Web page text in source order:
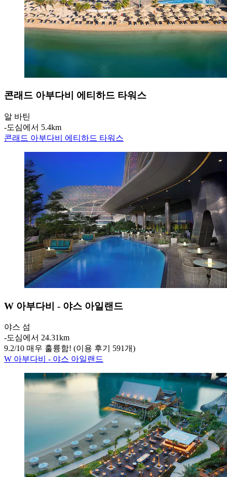
콘래드 아부다비 에티하드 타워스
알 바틴
‐도심에서 5.4km
콘래드 아부다비 에티하드 타워스
W 아부다비 - 야스 아일랜드
야스 섬
‐도심에서 24.31km
9.2/10 매우 훌륭함! (이용 후기 591개)
W 아부다비 - 야스 아일랜드